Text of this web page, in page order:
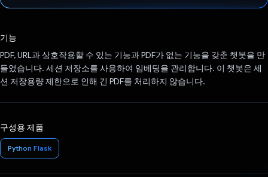
기능
PDF, URL과 상호작용할 수 있는 기능과 PDF가 없는 기능을 갖춘 챗봇을 만
들었습니다. 세션 저장소를 사용하여 임베딩을 관리합니다. 이 챗봇은 세
션 저장용량 제한으로 인해 긴 PDF를 처리하지 않습니다.
구성용 제품
Python Flask